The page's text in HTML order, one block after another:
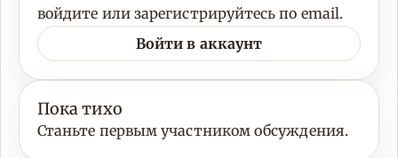
войдите или зарегистрируйтесь по email.
Войти в аккаунт
Пока тихо
Станьте первым участником обсуждения.